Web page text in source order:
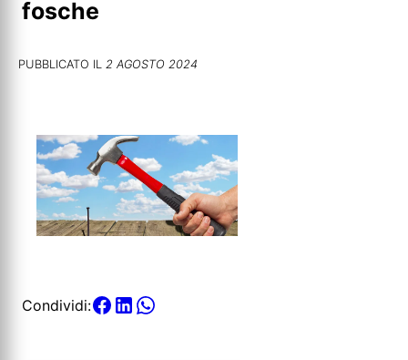
fosche
PUBBLICATO IL 2 AGOSTO 2024
Condividi: